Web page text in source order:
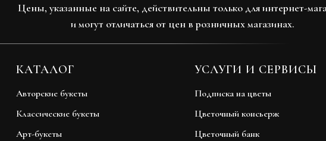
Цены, указанные на сайте, действительны только для интернет-
и могут отличаться от цен в розничных магазинах.
КАТАЛОГ
Авторские букеты
Классические букеты
Арт-букеты
УСЛУГИ И СЕРВИСЫ
Подписка на цветы
Цветочный консьерж
Цветочный банк